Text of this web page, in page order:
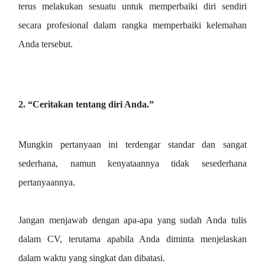
terus melakukan sesuatu untuk memperbaiki diri sendiri
secara profesional dalam rangka memperbaiki kelemahan
Anda tersebut.
2. “Ceritakan tentang diri Anda.”
Mungkin pertanyaan ini terdengar standar dan sangat
sederhana, namun kenyataannya tidak sesederhana
pertanyaannya.
Jangan menjawab dengan apa-apa yang sudah Anda tulis
dalam CV, terutama apabila Anda diminta menjelaskan
dalam waktu yang singkat dan dibatasi.